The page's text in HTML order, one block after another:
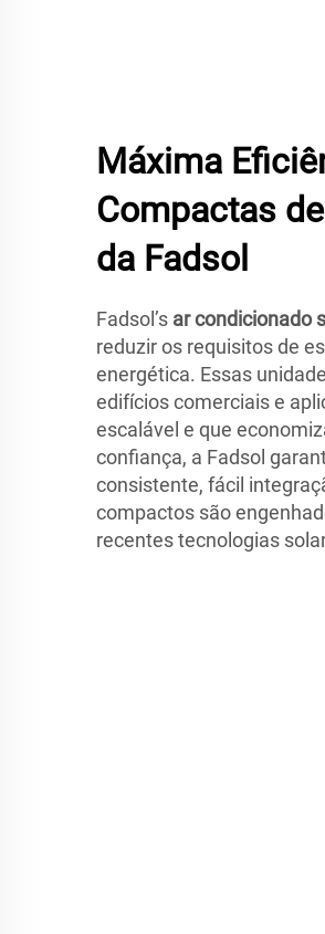
Máxima
Compactas
da Fadsol
Fadsol’s ar condicionado
reduzir os requisitos de
energética. Essas
edifícios comerciais e
escalável e que
confiança, a Fadsol
consistente, fácil
compactos são
recentes tecnologias